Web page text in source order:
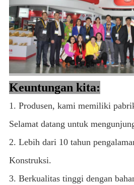
Keuntungan kita:
1. Produsen, kami memiliki
Selamat datang untuk
2. Lebih dari 10 tahun
Konstruksi.
3. Berkualitas tinggi dengan